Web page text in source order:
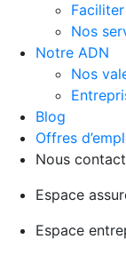
Nos
Notre ADN
Nos
Blog
Offres
Nous
Espace
Espace